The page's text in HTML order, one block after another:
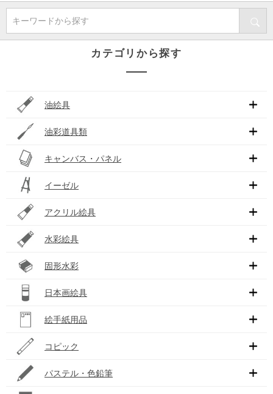
キーワードから探す
カテゴリから探す
油絵具
油彩道具類
キャンバス・パネル
イーゼル
アクリル絵具
水彩絵具
固形水彩
日本画絵具
絵手紙用品
コピック
パステル・色鉛筆